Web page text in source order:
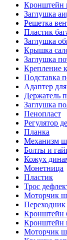
Кронштейн
Заглушка
Решетка
Пластик
Заглушка
Крышка
Заглушка
Крепление
Подставка
Адаптер
Держатель
Заглушка
Пенопласт
Регулятор
Планка
Механизм
Болты и
Кожух
Монетница
Пластик
Трос
Моторчик
Переходник
Кронштейн
Кронштейн
Моторчик